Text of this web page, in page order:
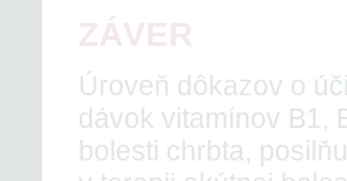
Úroveň dôkazov o
dávok vitamínov B1,
bolesti chrbta,